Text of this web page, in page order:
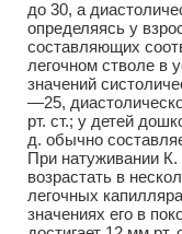
до 30, а
определяясь у
составляющих
легочном стволе в
значений
—25,
рт. ст.; у детей
д. обычно
При натуживании
возрастать в
легочных
значениях его в